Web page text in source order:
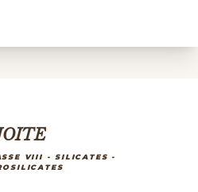
VIII - SILICATES -